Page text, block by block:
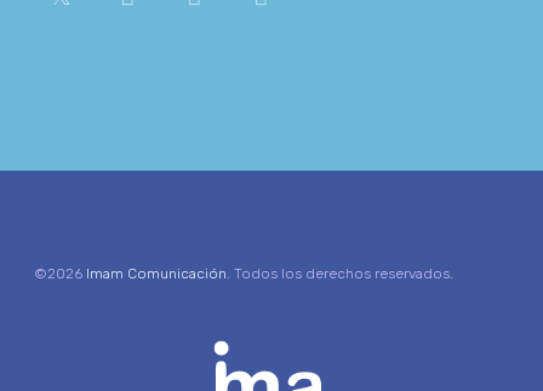
©2026 Imam Comunicación . Todos los derechos reservados.